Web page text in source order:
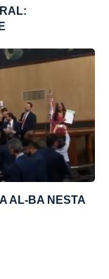
AL-BA NESTA